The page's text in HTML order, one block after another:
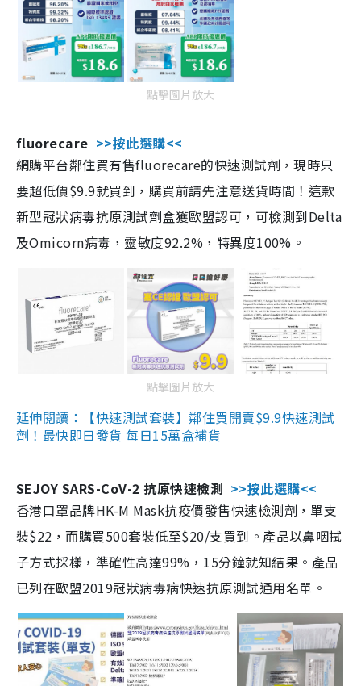
點擊圖片放大
fluorecare >>按此選購<<
網購平台鄰住買有售fluorecare的快速測試劑，現時只
要超低價$9.9就買到，購買前請先注意送貨時間！這款
新型冠狀病毒抗原測試劑盒獲歐盟認可，可檢測到Delta
及Omicorn病毒，靈敏度92.2%，特異度100%。
點擊圖片放大
延伸閱讀：【快速測試套裝】鄰住買開賣$9.9快速測試
劑！最快即日發貨 每日15萬盒補貨
SEJOY SARS-CoV-2 抗原快速檢測 >>按此選購<<
香港口罩品牌HK-M Mask抗疫價發售快速檢測劑，單支
裝$22，而購買500套裝低至$20/支買到。產品以鼻咽拭
子方式採樣，準確性高達99%，15分鐘就知結果。產品
已列在歐盟2019冠狀病毒病快速抗原測試通用名單。